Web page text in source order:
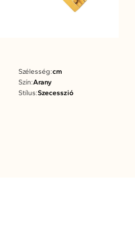
Szélesség:cm
Szín:Arany
Stílus:Szecesszió